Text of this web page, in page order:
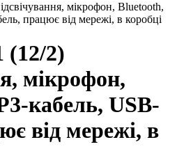
мікрофон, Bluetooth,
працює від мережі, в коробці
(12/2)
мікрофон,
кабель, USB-
від мережі, в